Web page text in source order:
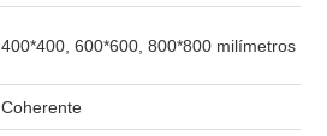
400*400, 600*600, 800*800 milímetros
Coherente